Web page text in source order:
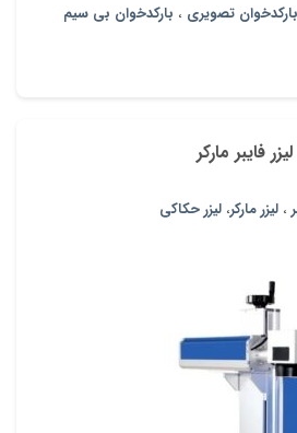
بارکدخوان تصویری ، بارکدخوان بی سیم
لیزر فایبر مارکر
، لیزر مارکر، لیزر حکاکی